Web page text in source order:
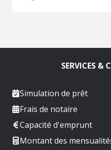
SERVICES &
Simulation de prêt
Frais de notaire
Capacité d'emprunt
Montant des